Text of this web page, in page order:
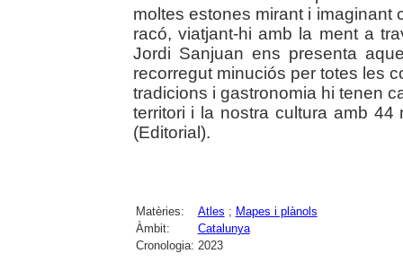
moltes estones mirant i imaginant
racó, viatjant-hi amb la ment a
Jordi Sanjuan ens presenta
recorregut minuciós per totes les
tradicions i gastronomia hi tenen
territori i la nostra cultura amb 44
(Editorial).
Matèries: Atles ; Mapes i plànols
Àmbit:
Catalunya
Cronologia: 2023